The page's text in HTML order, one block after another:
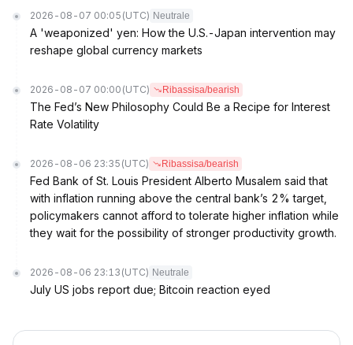
2026-08-07 00:05 (UTC) Neutrale
A 'weaponized' yen: How the U.S.-Japan intervention may
reshape global currency markets
2026-08-07 00:00 (UTC) Ribassisa/bearish
The Fed’s New Philosophy Could Be a Recipe for Interest
Rate Volatility
2026-08-06 23:35 (UTC) Ribassisa/bearish
Fed Bank of St. Louis President Alberto Musalem said that
with inflation running above the central bank’s 2% target,
policymakers cannot afford to tolerate higher inflation while
they wait for the possibility of stronger productivity growth.
2026-08-06 23:13 (UTC) Neutrale
July US jobs report due; Bitcoin reaction eyed